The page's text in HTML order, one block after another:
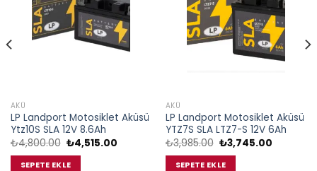
AKÜ
LP Landport Motosiklet Aküsü
Ytz10S SLA 12V 8.6Ah
₺4,800.00 Orijinal
fiyat:
₺4,800.00.
₺4,515.00Şu
SEPETE EKLE
AKÜ
LP Landport Motosiklet Aküsü
YTZ7S SLA LTZ7-S 12V 6Ah
₺3,985.00 Orijinal
fiyat:
₺3,985.00.
₺3,745.00Şu
SEPETE EKLE